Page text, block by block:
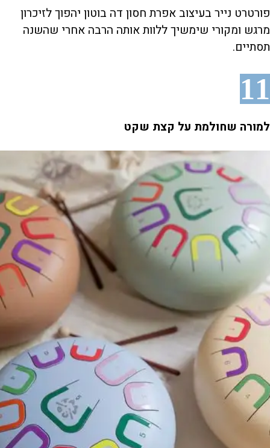
פורטרט נייר בעיצוב אפרת חסון דה בוטון יהפוך לזיכרון
מרגש ומקורי שימשיך ללוות אותה הרבה אחרי שהשנה
תסתיים.
11
למורה שחולמת על קצת שקט